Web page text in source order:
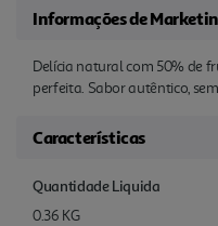
Informações de
Delícia natural com 50% de
perfeita. Sabor autêntico,
Características
Quantidade Liquida
0.36 KG